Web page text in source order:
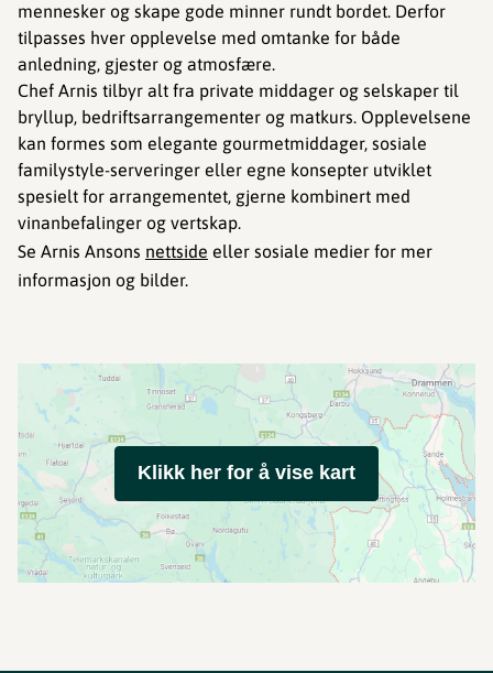
mennesker og skape gode minner rundt bordet. Derfor
tilpasses hver opplevelse med omtanke for både
anledning, gjester og atmosfære.
Chef Arnis tilbyr alt fra private middager og selskaper til
bryllup, bedriftsarrangementer og matkurs. Opplevelsene
kan formes som elegante gourmetmiddager, sosiale
familystyle-serveringer eller egne konsepter utviklet
spesielt for arrangementet, gjerne kombinert med
vinanbefalinger og vertskap.
Se Arnis Ansons nettside eller sosiale medier for mer
informasjon og bilder.
Klikk her for å vise kart